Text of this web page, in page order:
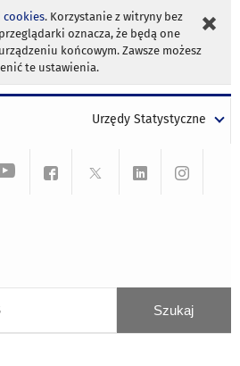
. Korzystanie z witryny bez
oznacza, że będą one
końcowym. Zawsze możesz
te ustawienia.
Urzędy Statystyczne